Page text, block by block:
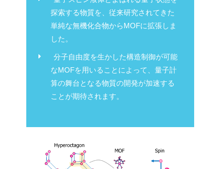
探索する物質を、従来研究されてきた
単純な無機化合物からMOFに拡張しま
した。
分子自由度を生かした構造制御が可能
なMOFを用いることによって、量子計
算の舞台となる物質の開発が加速する
ことが期待されます。